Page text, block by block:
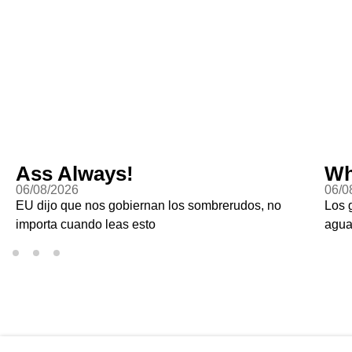
Ass Always!
06/08/2026
EU dijo que nos gobiernan los sombrerudos, no
importa cuando leas esto
06/
Los